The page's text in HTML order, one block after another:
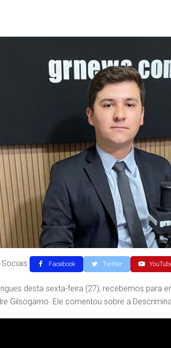
Sociais Facebook Twitter
desta sexta-feira (27), recebemos para
Gilsogamo. Ele comentou sobre a